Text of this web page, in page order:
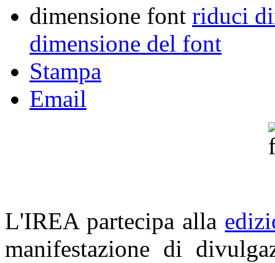
dimensione font riduci
dimensione del font
Stampa
Email
L'IREA partecipa alla
manifestazione di